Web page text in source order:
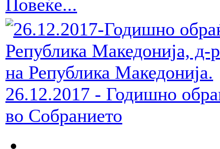
Повеќе...
26.12.2017 - Годишно
во Собранието